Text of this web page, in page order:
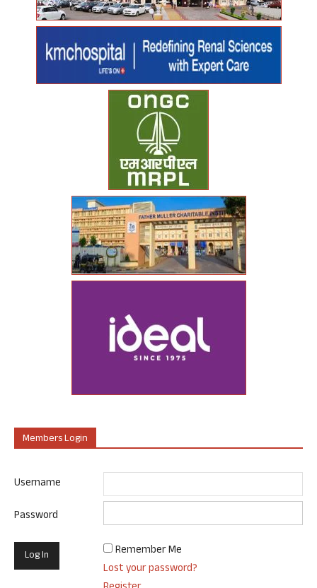
Members Login
Username
Password
Remember Me
Lost your password?